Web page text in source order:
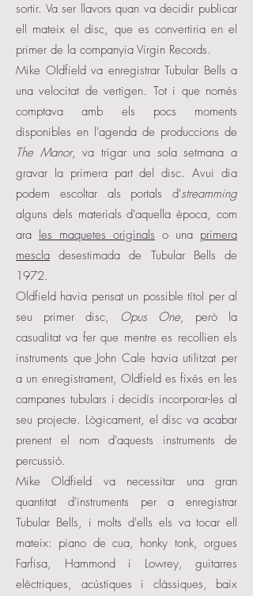
sortir. Va ser llavors quan va decidir publicar
ell mateix el disc, que es convertiria en el
primer de la companyia Virgin Records.
Mike Oldfield va enregistrar Tubular Bells a
una velocitat de vertigen. Tot i que només
comptava amb els pocs moments
disponibles en l'agenda de produccions de
The Manor, va trigar una sola setmana a
gravar la primera part del disc. Avui dia
podem escoltar als portals d'streamming
alguns dels materials d'aquella època, com
ara les maquetes originals o una primera
mescla desestimada de Tubular Bells de
1972.
Oldfield havia pensat un possible títol per al
seu primer disc, Opus One, però la
casualitat va fer que mentre es recollien els
instruments que John Cale havia utilitzat per
a un enregistrament, Oldfield es fixés en les
campanes tubulars i decidís incorporar-les al
seu projecte. Lògicament, el disc va acabar
prenent el nom d'aquests instruments de
percussió.
Mike Oldfield va necessitar una gran
quantitat d'instruments per a enregistrar
Tubular Bells, i molts d'ells els va tocar ell
mateix: piano de cua, honky tonk, orgues
Farfisa, Hammond i Lowrey, guitarres
elèctriques, acústiques i clàssiques, baix